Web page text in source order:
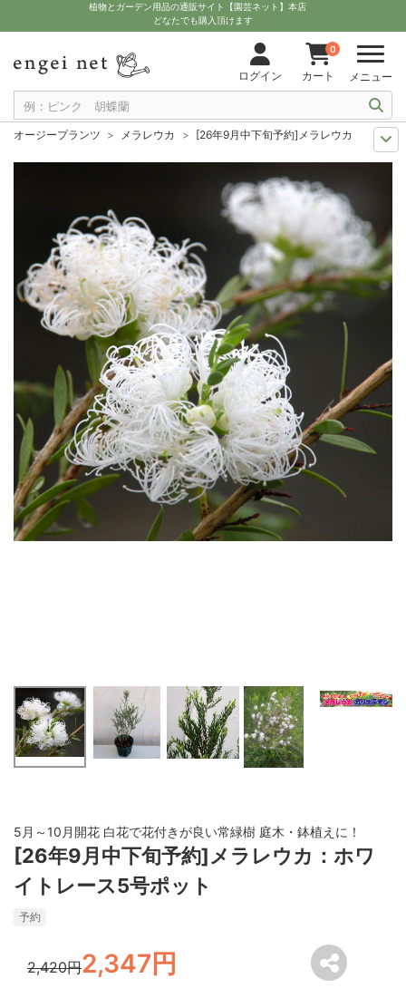
植物とガーデン用品の通販サイト【園芸ネット】本店
どなたでも購入頂けます
ログイン
0
カート メニュー
オージープランツ メラレウカ
[26年9月中下旬予約]メラレウカ：ホワイ
9月中下旬予約
苗・花木・樹木 [26年9月中下旬予約]メラレウカ：ホワイ
5月～10月開花 白花で花付きが良い常緑樹 庭木・鉢植えに！
[26年9月中下旬予約]メラレウカ：ホワ
イトレース5号ポット
予約
2,420円2,347円